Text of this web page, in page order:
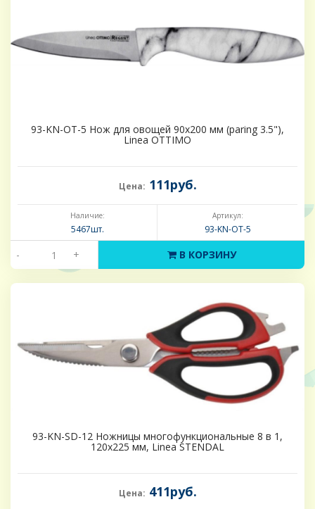
93-KN-OT-5 Нож для овощей 90х200 мм (paring 3.5"),
Linea OTTIMO
Цена: 111руб.
Наличие:
5467шт.
Артикул:
93-KN-OT-5
- + В КОРЗИНУ
93-KN-SD-12 Ножницы многофункциональные 8 в 1,
120х225 мм, Linea STENDAL
Цена: 411руб.